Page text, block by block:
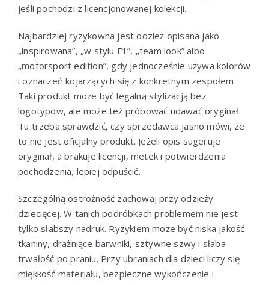
jeśli pochodzi z licencjonowanej kolekcji.
Najbardziej ryzykowna jest odzież opisana jako
„inspirowana”, „w stylu F1”, „team look” albo
„motorsport edition”, gdy jednocześnie używa kolorów
i oznaczeń kojarzących się z konkretnym zespołem.
Taki produkt może być legalną stylizacją bez
logotypów, ale może też próbować udawać oryginał.
Tu trzeba sprawdzić, czy sprzedawca jasno mówi, że
to nie jest oficjalny produkt. Jeżeli opis sugeruje
oryginał, a brakuje licencji, metek i potwierdzenia
pochodzenia, lepiej odpuścić.
Szczególną ostrożność zachowaj przy odzieży
dziecięcej. W tanich podróbkach problemem nie jest
tylko słabszy nadruk. Ryzykiem może być niska jakość
tkaniny, drażniące barwniki, sztywne szwy i słaba
trwałość po praniu. Przy ubraniach dla dzieci liczy się
miękkość materiału, bezpieczne wykończenie i